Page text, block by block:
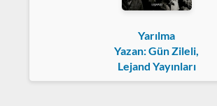
Yarılma
Yazan: Gün Zileli,
Lejand Yayınları